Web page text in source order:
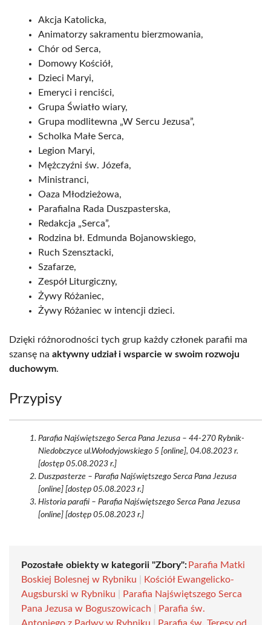
Akcja Katolicka,
Animatorzy sakramentu bierzmowania,
Chór od Serca,
Domowy Kościół,
Dzieci Maryi,
Emeryci i renciści,
Grupa Światło wiary,
Grupa modlitewna „W Sercu Jezusa”,
Scholka Małe Serca,
Legion Maryi,
Mężczyźni św. Józefa,
Ministranci,
Oaza Młodzieżowa,
Parafialna Rada Duszpasterska,
Redakcja „Serca”,
Rodzina bł. Edmunda Bojanowskiego,
Ruch Szensztacki,
Szafarze,
Zespół Liturgiczny,
Żywy Różaniec,
Żywy Różaniec w intencji dzieci.
Dzięki różnorodności tych grup każdy członek parafii ma
szansę na aktywny udział i wsparcie w swoim rozwoju
duchowym.
Przypisy
Parafia Najświętszego Serca Pana Jezusa – 44-270 Rybnik-
Niedobczyce ul.Wołodyjowskiego 5 [online], 04.08.2023 r.
[dostęp 05.08.2023 r.]
Duszpasterze – Parafia Najświętszego Serca Pana Jezusa
[online] [dostęp 05.08.2023 r.]
Historia parafii – Parafia Najświętszego Serca Pana Jezusa
[online] [dostęp 05.08.2023 r.]
Pozostałe obiekty w kategorii "Zbory": Parafia Matki
Boskiej Bolesnej w Rybniku
Kościół Ewangelicko-
Augsburski w Rybniku
Parafia Najświętszego Serca
Pana Jezusa w Boguszowicach
Parafia św.